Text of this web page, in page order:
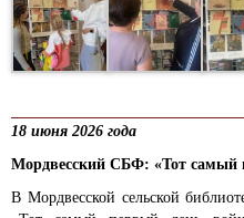
18 июня 2026 года
Мордвесский СБФ: «Тот самый
В Мордвесской сельской